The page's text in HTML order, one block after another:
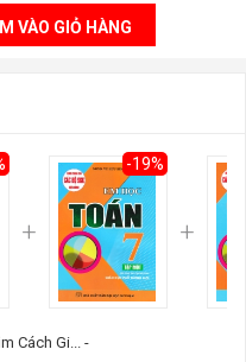
VÀO GIỎ HÀNG
-19%
Cách Gi...
-